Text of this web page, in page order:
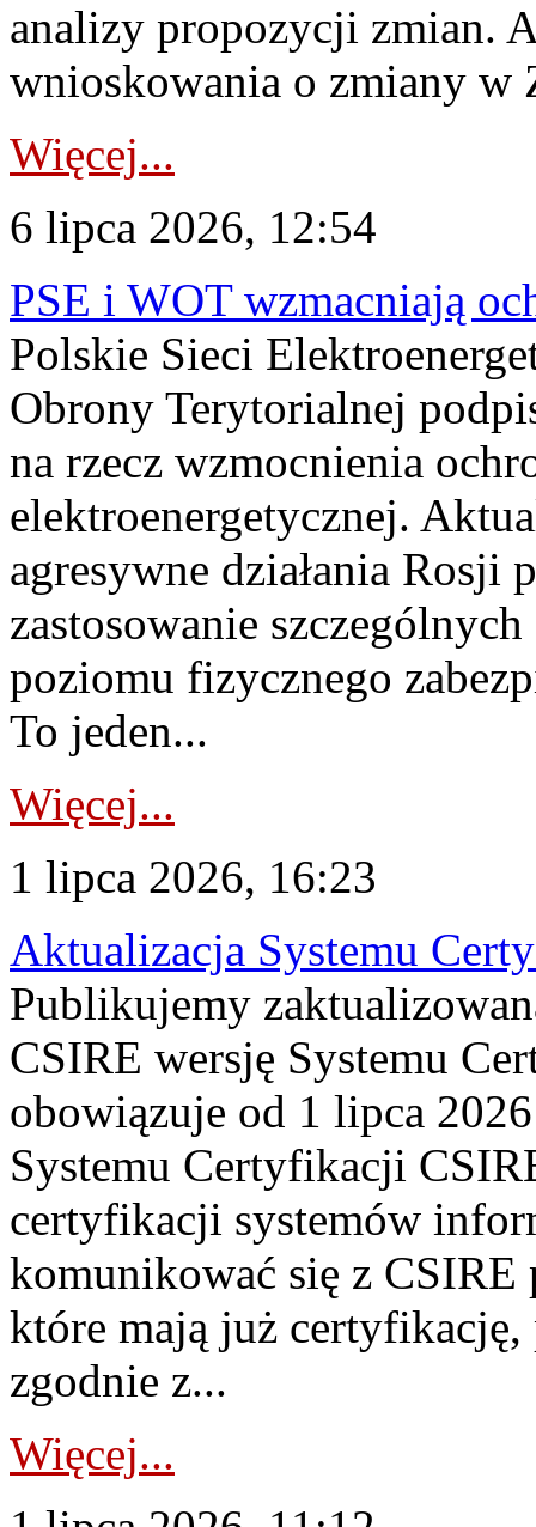
analizy propozycji zmian.
wnioskowania o zmiany w
Więcej...
6 lipca 2026, 12:54
PSE i WOT wzmacniają
Polskie Sieci
Obrony Terytorialnej
na rzecz wzmocnienia
elektroenergetycznej.
agresywne działania Rosji
zastosowanie
poziomu fizycznego
To jeden...
Więcej...
1 lipca 2026, 16:23
Aktualizacja Systemu
Publikujemy
CSIRE wersję Systemu
obowiązuje od 1 lipca
Systemu Certyfikacji
certyfikacji systemów
komunikować się z
które mają już
zgodnie z...
Więcej...